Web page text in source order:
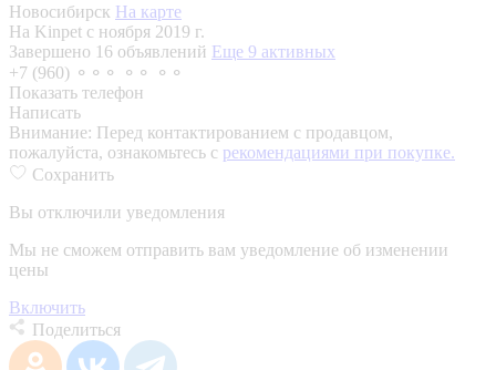
Новосибирск На карте
На Kinpet c ноября 2019 г.
Завершено 16 объявлений Еще 9 активных
+7 (960) ⚬⚬⚬ ⚬⚬ ⚬⚬
Показать телефон
Написать
Внимание: Перед контактированием с продавцом,
пожалуйста, ознакомьтесь с рекомендациями при покупке.
Сохранить
Вы отключили уведомления
Мы не сможем отправить вам уведомление об изменении
цены
Включить
Поделиться